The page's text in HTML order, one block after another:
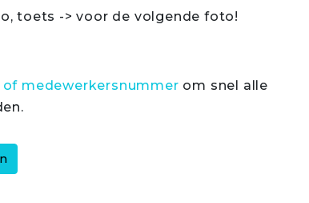
toets -> voor de volgende foto!
medewerkersnummer om snel alle